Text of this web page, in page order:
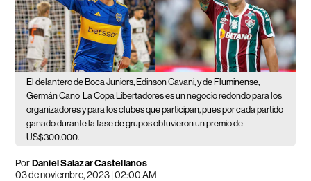
El delantero de Boca Juniors, Edinson Cavani, y de Fluminense,
Germán Cano La Copa Libertadores es un negocio redondo para los
organizadores y para los clubes que participan, pues por cada partido
ganado durante la fase de grupos obtuvieron un premio de
US$300.000.
PorDaniel Salazar Castellanos
03 de noviembre, 2023 | 02:00 AM